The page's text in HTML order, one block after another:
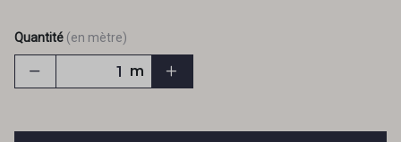
Quantité (en mètre)
m